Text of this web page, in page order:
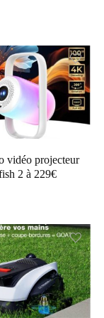
vidéo projecteur
2 à 229€